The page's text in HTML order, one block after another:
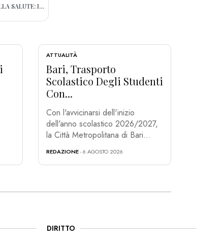
CUCINA, RICCHI DI VITAMINE E ALLEATI DELLA SALUTE: IN TAVOLA I CRAUTI
ATTUALITÀ
Bari, Trasporto
Scolastico Degli Studenti
Con...
Con l'avvicinarsi dell'inizio
dell'anno scolastico 2026/2027,
la Città Metropolitana di Bari...
REDAZIONE- 6 AGOSTO 2026
DIRITTO